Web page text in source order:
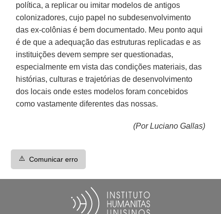
política, a replicar ou imitar modelos de antigos
colonizadores, cujo papel no subdesenvolvimento
das ex-colônias é bem documentado. Meu ponto aqui
é de que a adequação das estruturas replicadas e as
instituições devem sempre ser questionadas,
especialmente em vista das condições materiais, das
histórias, culturas e trajetórias de desenvolvimento
dos locais onde estes modelos foram concebidos
como vastamente diferentes das nossas.
(Por Luciano Gallas)
⚠️ Comunicar erro